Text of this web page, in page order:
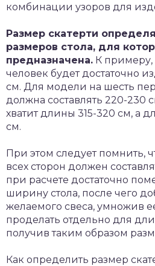
комбинации узоров для
Размер скатерти
размеров стола, для
предназначена. К примеру,
человек будет достаточно
см. Для модели на шесть
должна составлять 220-230
хватит длины 315-320 см, а
см.
При этом следует помнить,
всех сторон должен
при расчете достаточно
ширину стола, после чего
желаемого свеса, умножив
проделать отдельно для
получив таким образом
Как определить размер